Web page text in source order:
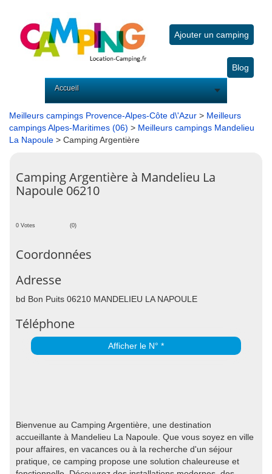
Ajouter un camping
Blog
Accueil
Meilleurs campings Provence-Alpes-Côte d\'Azur > Meilleurs
campings Alpes-Maritimes (06) > Meilleurs campings Mandelieu
La Napoule > Camping Argentière
Camping Argentière à Mandelieu La
Napoule 06210
0 Votes (0)
Coordonnées
Adresse
bd Bon Puits 06210 MANDELIEU LA NAPOULE
Téléphone
Afficher le N° *
Bienvenue au Camping Argentière, une destination
accueillante à Mandelieu La Napoule. Que vous soyez en ville
pour affaires, en vacances ou à la recherche d'un séjour
pratique, ce camping propose une solution chaleureuse et